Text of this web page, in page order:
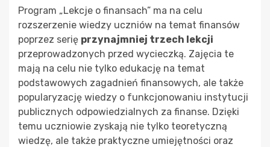
Program „Lekcje o finansach” ma na celu
rozszerzenie wiedzy uczniów na temat finansów
poprzez serię przynajmniej trzech lekcji
przeprowadzonych przed wycieczką. Zajęcia te
mają na celu nie tylko edukację na temat
podstawowych zagadnień finansowych, ale także
popularyzację wiedzy o funkcjonowaniu instytucji
publicznych odpowiedzialnych za finanse. Dzięki
temu uczniowie zyskają nie tylko teoretyczną
wiedzę, ale także praktyczne umiejętności oraz